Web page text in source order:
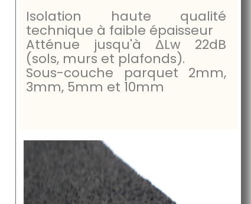
Isolation haute qualité
technique à faible épaisseur
Atténue jusqu'àΔLw 22dB
(sols, murs et plafonds).
Sous-couche parquet 2mm,
3mm, 5mm et 10mm